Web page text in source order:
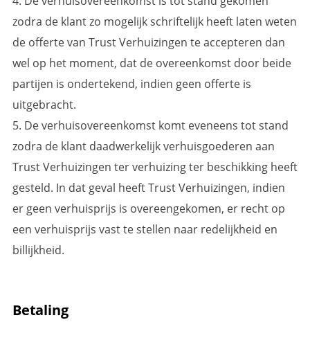
zodra de klant zo mogelijk schriftelijk heeft laten weten
de offerte van Trust Verhuizingen te accepteren dan
wel op het moment, dat de overeenkomst door beide
partijen is ondertekend, indien geen offerte is
uitgebracht.
5. De verhuisovereenkomst komt eveneens tot stand
zodra de klant daadwerkelijk verhuisgoederen aan
Trust Verhuizingen ter verhuizing ter beschikking heeft
gesteld. In dat geval heeft Trust Verhuizingen, indien
er geen verhuisprijs is overeengekomen, er recht op
een verhuisprijs vast te stellen naar redelijkheid en
billijkheid.
Betaling